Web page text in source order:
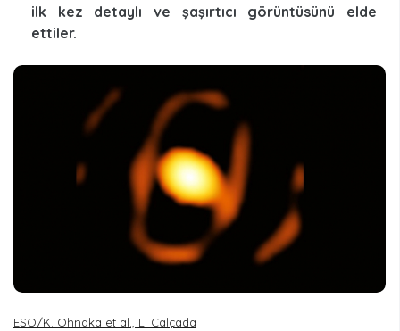
ilk kez detaylı ve şaşırtıcı görüntüsünü elde
ettiler.
ESO/K. Ohnaka et al., L. Calçada